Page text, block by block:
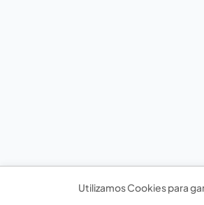
Utilizamos Cookies para